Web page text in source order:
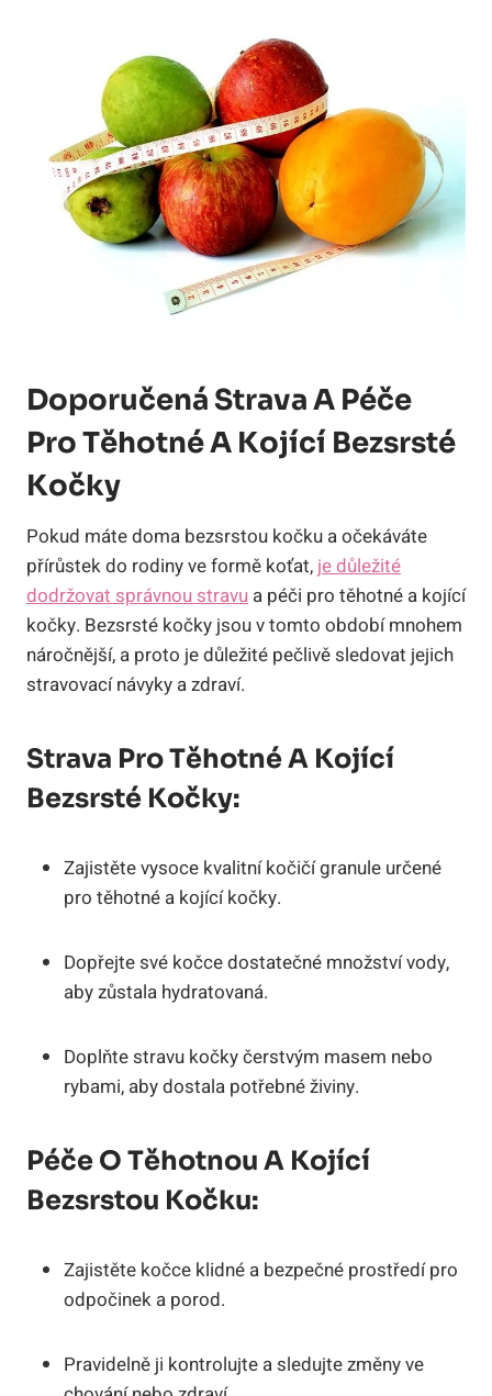
Doporučená Strava A Péče
Pro Těhotné A Kojící Bezsrsté
Kočky
Pokud máte doma bezsrstou kočku a očekáváte
přírůstek do rodiny ve formě koťat, je důležité
dodržovat správnou stravu a péči pro těhotné a kojící
kočky. Bezsrsté kočky jsou v tomto období mnohem
náročnější, a proto je důležité pečlivě sledovat jejich
stravovací návyky a zdraví.
Strava Pro Těhotné A Kojící
Bezsrsté Kočky:
Zajistěte vysoce kvalitní kočičí granule určené
pro těhotné a kojící kočky.
Dopřejte své kočce dostatečné množství vody,
aby zůstala hydratovaná.
Doplňte stravu kočky čerstvým masem nebo
rybami, aby dostala potřebné živiny.
Péče O Těhotnou A Kojící
Bezsrstou Kočku:
Zajistěte kočce klidné a bezpečné prostředí pro
odpočinek a porod.
Pravidelně ji kontrolujte a sledujte změny ve